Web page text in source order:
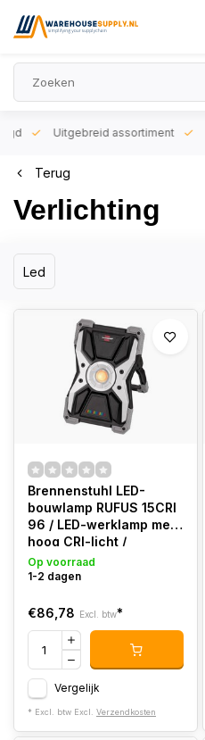
Uitgebreid assortiment
Terug
Verlichting
Led
Brennenstuhl LED-
bouwlamp RUFUS 15CRI
96 / LED-werklamp met
hoog CRI-licht /
Detailing Light (2700lm,
voor schilders, lakkers,
werkplaatsen,
incl. oplaadkabel)
Op voorraad
1-2 dagen
€86,78 Excl. btw*
Vergelijk
* Excl. btw Excl. Verzendkosten